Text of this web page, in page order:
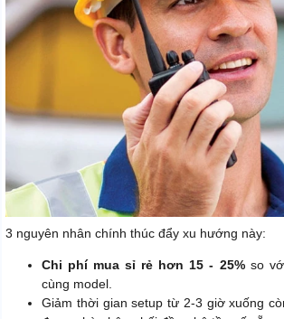
3 nguyên nhân chính thúc đẩy xu hướng này:
Chi phí mua sỉ rẻ hơn 15 - 25%so
cùng model.
Giảm thời gian setup từ 2-3 giờ xuống